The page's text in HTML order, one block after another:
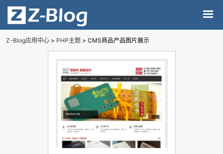
Z-Blog应用中心 > PHP主题 > CMS商品产品图片展示